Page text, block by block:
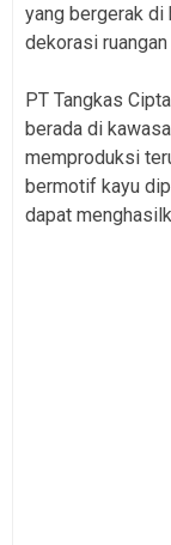
yang bergerak di
dekorasi ruangan
PT Tangkas
berada di
memproduksi
bermotif kayu
dapat